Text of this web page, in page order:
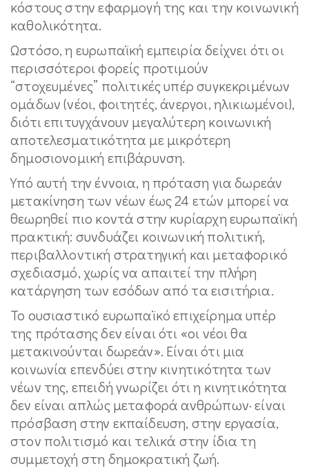
κόστους στην εφαρμογή της και την κοινωνική
καθολικότητα.
Ωστόσο, η ευρωπαϊκή εμπειρία δείχνει ότι οι
περισσότεροι φορείς προτιμούν
“στοχευμένες” πολιτικές υπέρ συγκεκριμένων
ομάδων (νέοι, φοιτητές, άνεργοι, ηλικιωμένοι),
διότι επιτυγχάνουν μεγαλύτερη κοινωνική
αποτελεσματικότητα με μικρότερη
δημοσιονομική επιβάρυνση.
Υπό αυτή την έννοια, η πρόταση για δωρεάν
μετακίνηση των νέων έως 24 ετών μπορεί να
θεωρηθεί πιο κοντά στην κυρίαρχη ευρωπαϊκή
πρακτική: συνδυάζει κοινωνική πολιτική,
περιβαλλοντική στρατηγική και μεταφορικό
σχεδιασμό, χωρίς να απαιτεί την πλήρη
κατάργηση των εσόδων από τα εισιτήρια.
Το ουσιαστικό ευρωπαϊκό επιχείρημα υπέρ
της πρότασης δεν είναι ότι «οι νέοι θα
μετακινούνται δωρεάν». Είναι ότι μια
κοινωνία επενδύει στην κινητικότητα των
νέων της, επειδή γνωρίζει ότι η κινητικότητα
δεν είναι απλώς μεταφορά ανθρώπων· είναι
πρόσβαση στην εκπαίδευση, στην εργασία,
στον πολιτισμό και τελικά στην ίδια τη
συμμετοχή στη δημοκρατική ζωή.